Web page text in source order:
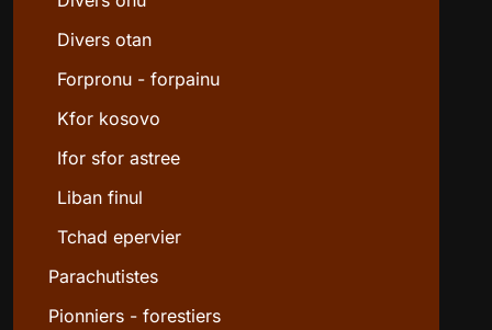
Divers otan
Forpronu - forpainu
Kfor kosovo
Ifor sfor astree
Liban finul
Tchad epervier
Parachutistes
Pionniers - forestiers